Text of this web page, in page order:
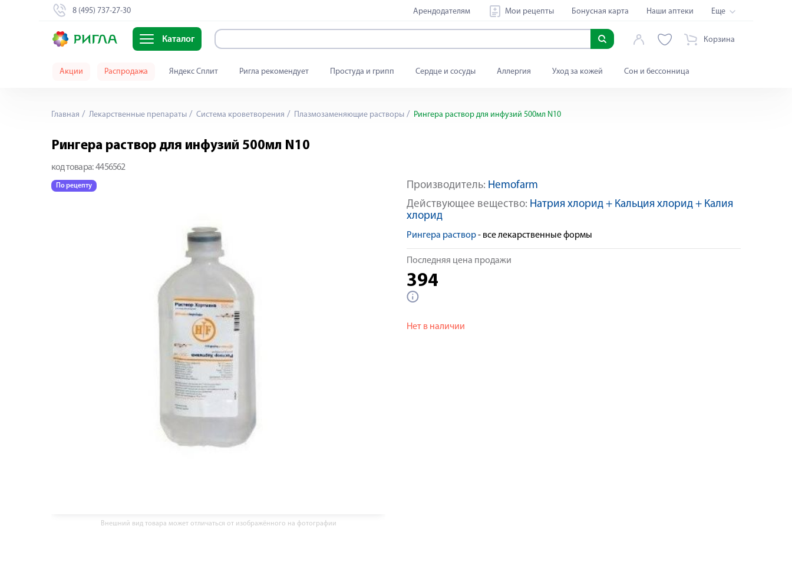
8 (495) 737-27-30 Арендодателям Мои рецепты Бонусная карта Наши аптеки Еще
Каталог Корзина
Акции Распродажа Яндекс Сплит Ригла рекомендует Простуда и грипп Сердце и сосуды Аллергия Уход за кожей Сон и бессонница
Главная Лекарственные препараты Система кроветворения Плазмозаменяющие растворы Рингера раствор для инфузий 500мл N10
Рингера раствор для инфузий 500мл N10
код товара: 4456562
По рецепту
Внешний вид товара может отличаться от изображённого на фотографии
Производитель: Hemofarm
Действующее вещество: Натрия хлорид + Кальция хлорид + Калия
хлорид
Рингера раствор- все лекарственные формы
Последняя цена продажи
394
Нет в наличии